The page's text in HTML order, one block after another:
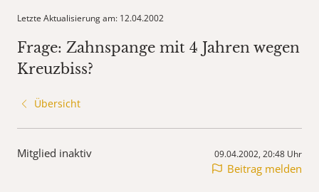
Letzte Aktualisierung am: 12.04.2002
Frage: Zahnspange mit 4 Jahren wegen
Kreuzbiss?
Übersicht
Mitglied inaktiv 09.04.2002, 20:48 Uhr
Beitrag melden